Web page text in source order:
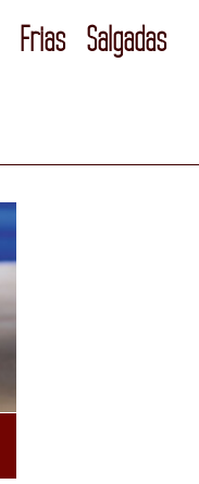
Frias
Salgadas